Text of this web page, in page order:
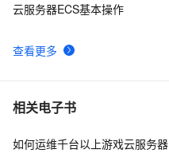
查看更多
云服务器ECS基本操作
相关电子书
如何运维千台以上游戏云服务器